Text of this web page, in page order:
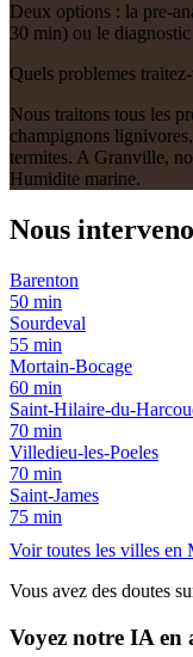
Deux options : la pre-
30 min) ou le
Quels problemes
Nous traitons tous les
champignons
termites. A Granville,
Humidite marine.
Nous
Barenton
50 min
Sourdeval
55 min
Mortain-Bocage
60 min
Saint-Hilaire-du-
70 min
Villedieu-les-Poeles
70 min
Saint-James
75 min
Voir toutes les villes en
Vous avez des doutes
Voyez notre IA en